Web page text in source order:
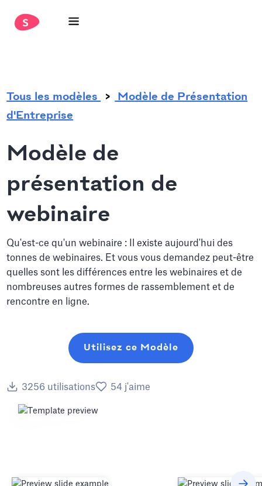
Tous les modèles
Modèle de Présentation
d'Entreprise
Modèle de
présentation de
webinaire
Qu'est-ce qu'un webinaire : Il existe aujourd'hui des
tonnes de webinaires. Et vous vous demandez peut-être
quelles sont les différences entre les webinaires et de
nombreuses autres formes de rassemblement et de
rencontre en ligne.
Utilisez ce Modèle
3256 utilisations 54 j'aime